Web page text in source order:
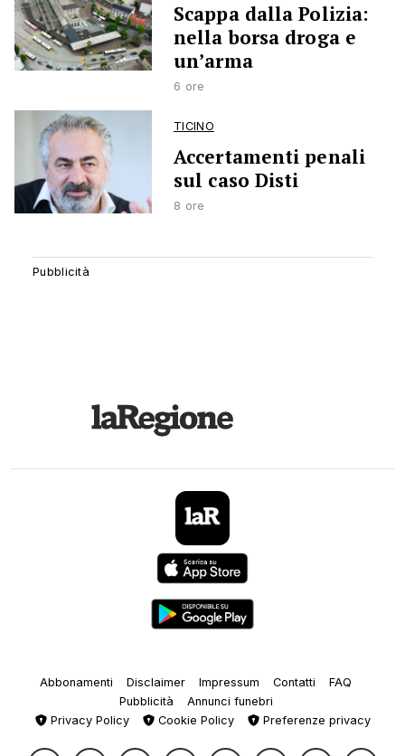
Scappa dalla Polizia:
nella borsa droga e
un’arma
6 ore
TICINO
Accertamenti penali
sul caso Disti
8 ore
Abbonamenti Disclaimer Impressum Contatti
FAQ
Pubblicità
Annunci funebri
Privacy Policy
Cookie Policy Preferenze privacy